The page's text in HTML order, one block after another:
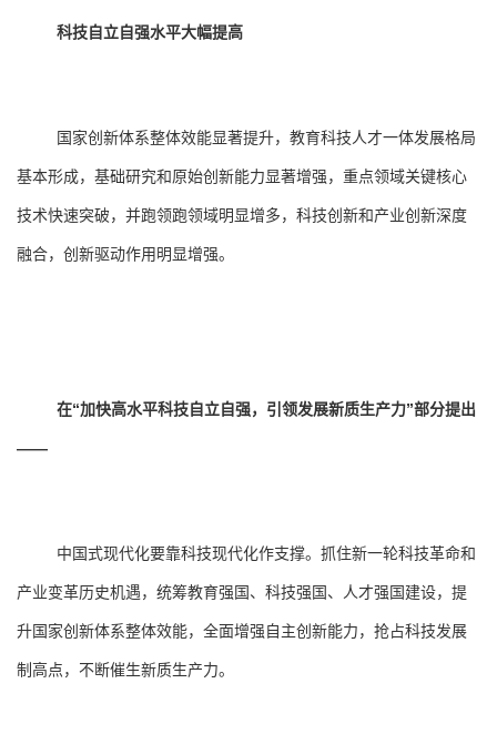
科技自立自强水平大幅提高
国家创新体系整体效能显著提升，教育科技人才一体发展格局
基本形成，基础研究和原始创新能力显著增强，重点领域关键核心
技术快速突破，并跑领跑领域明显增多，科技创新和产业创新深度
融合，创新驱动作用明显增强。
在“加快高水平科技自立自强，引领发展新质生产力”部分提出
——
中国式现代化要靠科技现代化作支撑。抓住新一轮科技革命和
产业变革历史机遇，统筹教育强国、科技强国、人才强国建设，提
升国家创新体系整体效能，全面增强自主创新能力，抢占科技发展
制高点，不断催生新质生产力。